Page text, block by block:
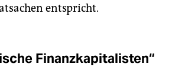
entspricht.
Finanzkapitalisten“